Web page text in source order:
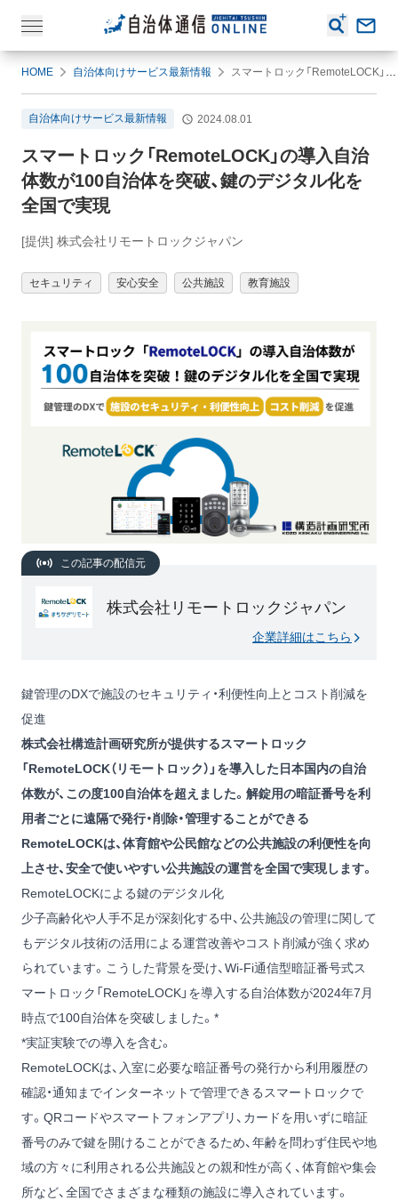
HOME 自治体向けサービス最新情報 スマートロック「RemoteLOCK」の導入自治体数が100自治体を突破、鍵のデジタル化を全国で実現
自治体向けサービス最新情報 2024.08.01
スマートロック「RemoteLOCK」の導入自治
体数が100自治体を突破、鍵のデジタル化を
全国で実現
[提供] 株式会社リモートロックジャパン
セキュリティ 安心安全 公共施設 教育施設
この記事の配信元
株式会社リモートロックジャパン
企業詳細はこちら
鍵管理のDXで施設のセキュリティ・利便性向上とコスト削減を
促進
株式会社構造計画研究所が提供するスマートロック
「RemoteLOCK（リモートロック）」を導入した日本国内の自治
体数が、この度100自治体を超えました。解錠用の暗証番号を利
用者ごとに遠隔で発行・削除・管理することができる
RemoteLOCKは、体育館や公民館などの公共施設の利便性を向
上させ、安全で使いやすい公共施設の運営を全国で実現します。
RemoteLOCKによる鍵のデジタル化
少子高齢化や人手不足が深刻化する中、公共施設の管理に関して
もデジタル技術の活用による運営改善やコスト削減が強く求め
られています。こうした背景を受け、Wi-Fi通信型暗証番号式ス
マートロック「RemoteLOCK」を導入する自治体数が2024年7月
時点で100自治体を突破しました。*
*実証実験での導入を含む。
RemoteLOCKは、入室に必要な暗証番号の発行から利用履歴の
確認・通知までインターネットで管理できるスマートロックで
す。QRコードやスマートフォンアプリ、カードを用いずに暗証
番号のみで鍵を開けることができるため、年齢を問わず住民や地
域の方々に利用される公共施設との親和性が高く、体育館や集会
所など、全国でさまざまな種類の施設に導入されています。